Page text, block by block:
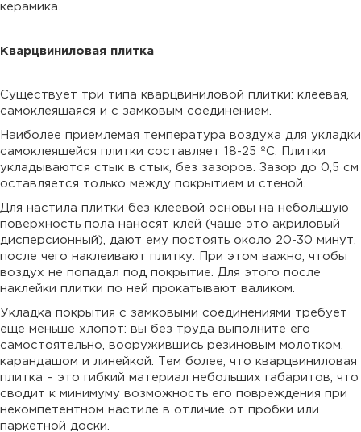
керамика.
Кварцвиниловая плитка
Существует три типа кварцвиниловой плитки: клеевая,
самоклеящаяся и с замковым соединением.
Наиболее приемлемая температура воздуха для укладки
самоклеящейся плитки составляет 18-25 ºС. Плитки
укладываются стык в стык, без зазоров. Зазор до 0,5 см
оставляется только между покрытием и стеной.
Для настила плитки без клеевой основы на небольшую
поверхность пола наносят клей (чаще это акриловый
дисперсионный), дают ему постоять около 20-30 минут,
после чего наклеивают плитку. При этом важно, чтобы
воздух не попадал под покрытие. Для этого после
наклейки плитки по ней прокатывают валиком.
Укладка покрытия с замковыми соединениями требует
еще меньше хлопот: вы без труда выполните его
самостоятельно, вооружившись резиновым молотком,
карандашом и линейкой. Тем более, что кварцвиниловая
плитка – это гибкий материал небольших габаритов, что
сводит к минимуму возможность его повреждения при
некомпетентном настиле в отличие от пробки или
паркетной доски.